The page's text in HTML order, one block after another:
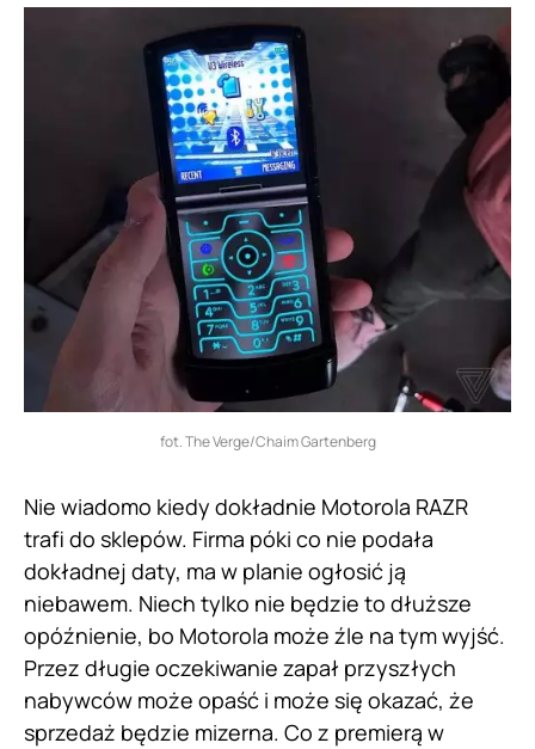
fot. The Verge/Chaim Gartenberg
Nie wiadomo kiedy dokładnie Motorola RAZR
trafi do sklepów. Firma póki co nie podała
dokładnej daty, ma w planie ogłosić ją
niebawem. Niech tylko nie będzie to dłuższe
opóźnienie, bo Motorola może źle na tym wyjść.
Przez długie oczekiwanie zapał przyszłych
nabywców może opaść i może się okazać, że
sprzedaż będzie mizerna. Co z premierą w